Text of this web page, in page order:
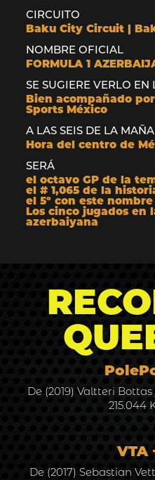
CIRCUITO
Baku City Circuit |
NOMBRE OFICIAL
FORMULA 1
SE SUGIERE VERLO EN
Bien acompañado
Sports México
A LAS SEIS DE LA
Hora del centro de
SERÁ
el octavo GP de la
el # 1,065 de la
el 5º con este nombre
Los cinco jugados en
azerbaiyana
De (2019) Valtteri
215.044
VTA
De (2017) Sebastian